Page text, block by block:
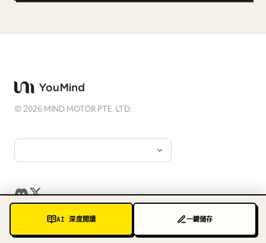
AI 深度閱讀 一鍵儲存
©2026 MIND MOTOR PTE. LTD.